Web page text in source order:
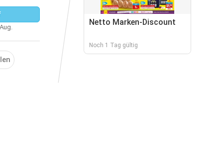
Netto Marken-Discount
Noch 1 Tag gültig